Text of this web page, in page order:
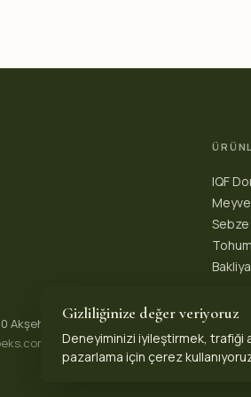
Akşehir / Konya, Türkiye
IQF
Sebze
Gizliliğinize değer veriyoruz
Deneyiminizi iyileştirmek, trafiği
pazarlama için çerez